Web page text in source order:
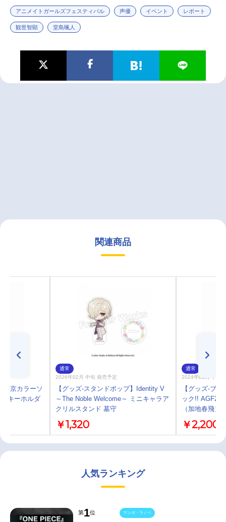
アニメイトガールズフェスティバル 声優 イベント レポート
観世智顕 堂島颯人
関連商品
東京カラーソ
キーホルダ
通常
2026年02月 中旬 発売予定
【グッズ-スタンドポップ】Identity V
～The Noble Welcome～ ミニキャラア
クリルスタンド 墓守
￥1,320
通常
2024年01月 中 発
【グッズ-ブ
ック!!
（加地春飛）
￥2,200
人気ランキング
第1位 マンガ・ラノベ